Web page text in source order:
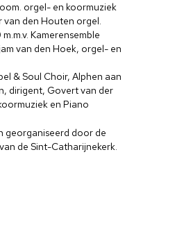
orgel- en koormuziek
van den Houten orgel.
Kamerensemble
van den Hoek, orgel- en
& Soul Choir, Alphen aan
dirigent, Govert van der
en Piano
georganiseerd door de
de Sint-Catharijnekerk.